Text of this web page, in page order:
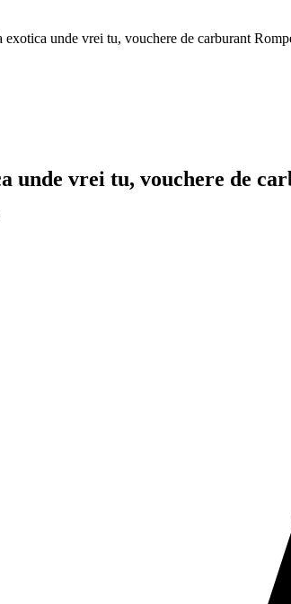
exotica unde vrei tu, vouchere de carburant
unde vrei tu, vouchere de